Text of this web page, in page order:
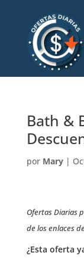
Bath &
por Mary|
Ofertas Diarias
de los enlaces
¿Esta oferta